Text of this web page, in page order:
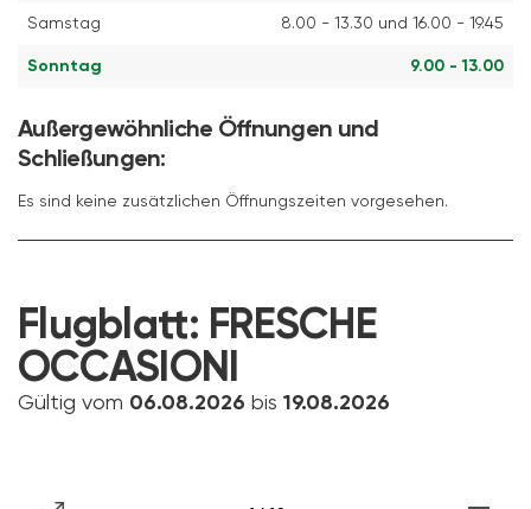
Samstag 8.00 - 13.30 und 16.00 - 19.45
Sonntag 9.00 - 13.00
Außergewöhnliche Öffnungen und
Schließungen:
Es sind keine zusätzlichen Öffnungszeiten vorgesehen.
Flugblatt: FRESCHE
OCCASIONI
Gültig vom 06.08.2026 bis 19.08.2026